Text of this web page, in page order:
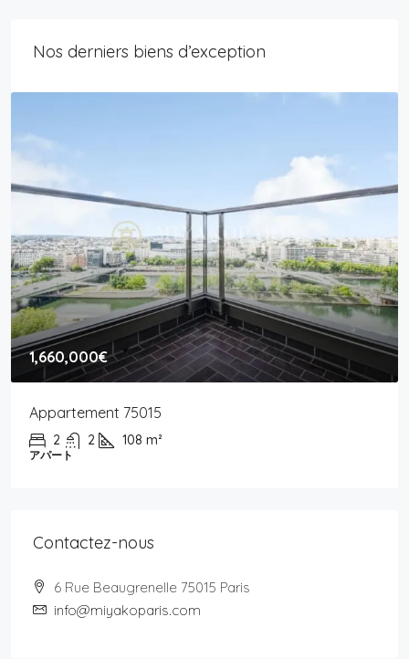
Nos derniers biens d’exception
1,660,000€
Appartement 75015
2 2 108 m²
アパート
Contactez-nous
6 Rue Beaugrenelle 75015 Paris
info@miyakoparis.com